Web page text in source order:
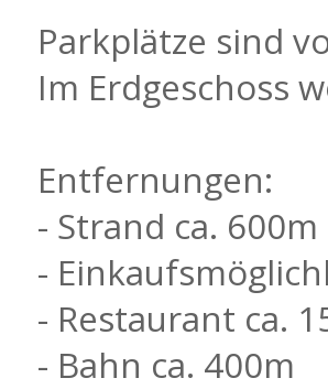
Parkplätze sind
Im Erdgeschoss
Entfernungen:
- Strand ca. 600m
-
- Restaurant ca.
- Bahn ca. 400m